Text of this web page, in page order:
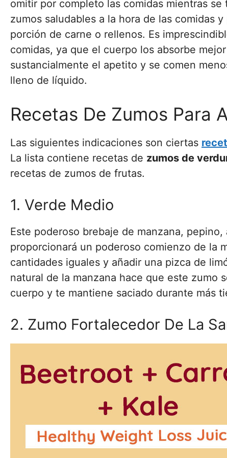
omitir por completo las comidas mientras
zumos saludables a la hora de las comidas
porción de carne o rellenos. Es
comidas, ya que el cuerpo los absorbe
sustancialmente el apetito y se comen
lleno de líquido.
Recetas De Zumos Para
Las siguientes indicaciones son ciertas
La lista contiene recetas de zumos de
recetas de zumos de frutas.
1. Verde Medio
Este poderoso brebaje de manzana,
proporcionará un poderoso comienzo de la
cantidades iguales y añadir una pizca de
natural de la manzana hace que este zumo
cuerpo y te mantiene saciado durante más
2. Zumo Fortalecedor De La